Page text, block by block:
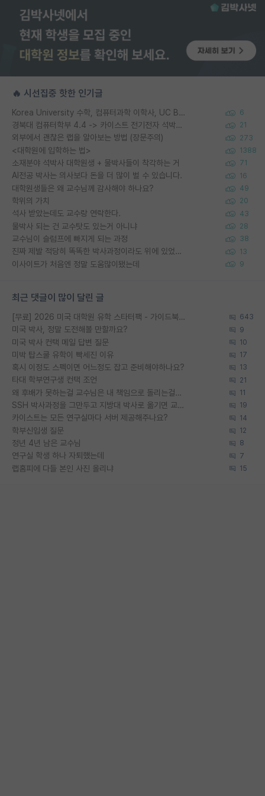
🔥 시선집중 핫한 인기글
Korea University 수학, 컴퓨터과학 이학사, UC Berkeley 산업공학 대학원 공학박사가 되는 것은 쉽지 않겠죠? 6
경북대 컴퓨터학부 4.4 -> 카이스트 전기전자 석박사통합과정 합격 21
외부에서 괜찮은 랩을 알아보는 방법 (장문주의) 273
<대학원에 입학하는 법> 1388
소재분야 석박사 대학원생 + 물박사들이 착각하는 거 71
AI전공 박사는 의사보다 돈을 더 많이 벌 수 있습니다. 16
대학원생들은 왜 교수님께 감사해야 하나요? 49
학위의 가치 20
석사 받았는데도 교수랑 연락한다. 43
물박사 되는 건 교수탓도 있는거 아니냐 28
교수님이 슬럼프에 빠지게 되는 과정 38
진짜 제발 적당히 똑똑한 박사과정이라도 위에 있었으면.. 13
이사이트가 처음엔 정말 도움많이됐는데 9
최근 댓글이 많이 달린 글
[무료] 2026 미국 대학원 유학 스타터팩 - 가이드북 & 합격자 컨택메일 템플릿 643
미국 박사, 정말 도전해볼 만할까요? 9
미국 박사 컨택 메일 답변 질문 10
미박 탑스쿨 유학이 빡세진 이유 17
혹시 이정도 스펙이면 어느정도 잡고 준비해야하나요? 13
타대 학부연구생 컨택 조언 21
왜 후배가 못하는걸 교수님은 내 책임으로 돌리는걸까요? 11
SSH 박사과정을 그만두고 지방대 박사로 옮기면 교수의 꿈은 끝일까요? 19
카이스트는 모든 연구실마다 서버 제공해주나요? 14
학부신입생 질문 12
정년 4년 남은 교수님 8
연구실 학생 하나 자퇴했는데 7
랩홈피에 다들 본인 사진 올리냐 15